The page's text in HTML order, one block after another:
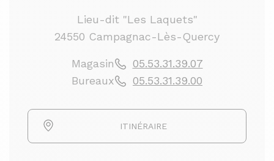
Lieu-dit "Les Laquets"
24550 Campagnac-Lès-Quercy
Magasin
05.53.31.39.07
Bureaux
05.53.31.39.00
ITINÉRAIRE